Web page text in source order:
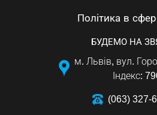
Політика в
БУДЕМО НА
м. Львів, вул.
Індекс:
(063) 327-